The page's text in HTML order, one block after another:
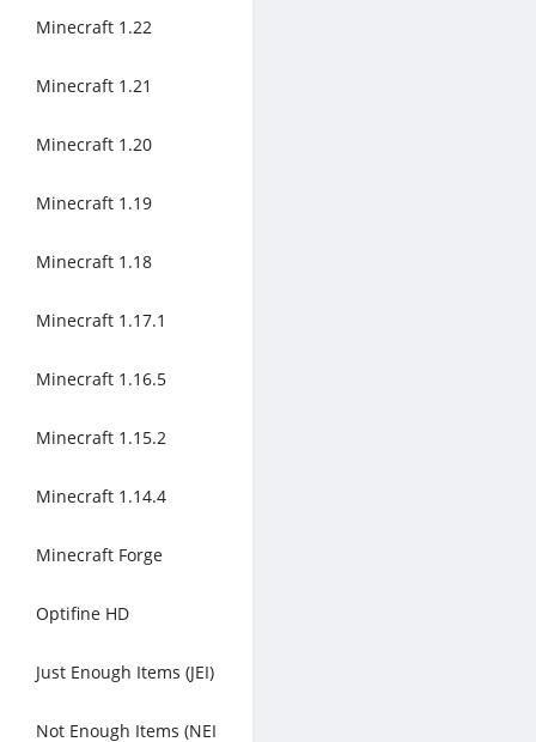
Minecraft 1.22
Minecraft 1.21
Minecraft 1.20
Minecraft 1.19
Minecraft 1.18
Minecraft 1.17.1
Minecraft 1.16.5
Minecraft 1.15.2
Minecraft 1.14.4
Minecraft Forge
Optifine HD
Just Enough Items (JEI)
Not Enough Items (NEI